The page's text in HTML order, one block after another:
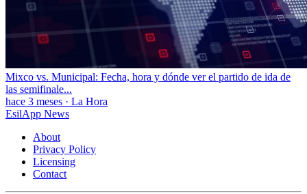
Mixco vs. Municipal: Fecha, hora y dónde ver el partido de ida de
las semifinale...
hace 3 meses · La Hora
EsilApp News
About
Privacy Policy
Licensing
Contact